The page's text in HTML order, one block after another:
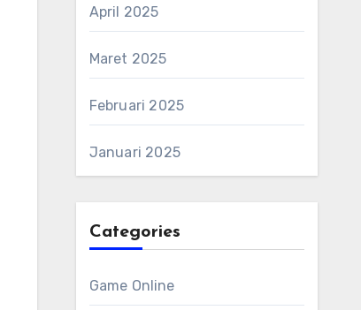
April 2025
Maret 2025
Februari 2025
Januari 2025
Categories
Game Online